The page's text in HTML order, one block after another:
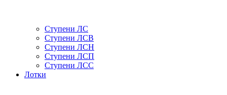
Ступени ЛС
Ступени ЛСВ
Ступени ЛСН
Ступени ЛСП
Ступени ЛСС
Лотки